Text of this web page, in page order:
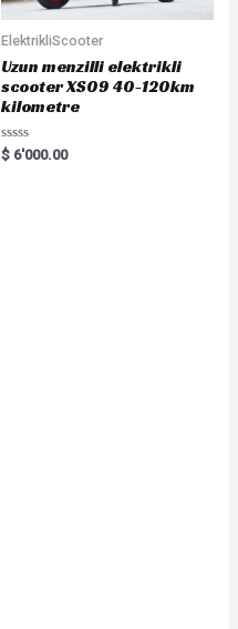
ElektrikliScooter
Uzun menzilli elektrikli
scooter XS09 40-120km
kilometre
Rated
0
$ 6'000.00